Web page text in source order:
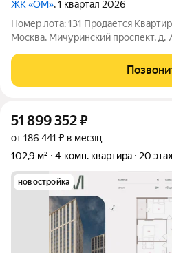
ЖК «ОМ», 1 квартал 2026
Номер лота: 131 Продается
Москва, Мичуринский проспект,
Москвы. Современный дом
51 899 352₽
от 186 441 ₽ в месяц
102,9 м²
4-комн. квартира 20
новостройка